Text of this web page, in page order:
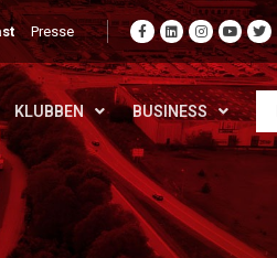
Presse
KLUBBEN BUSINESS